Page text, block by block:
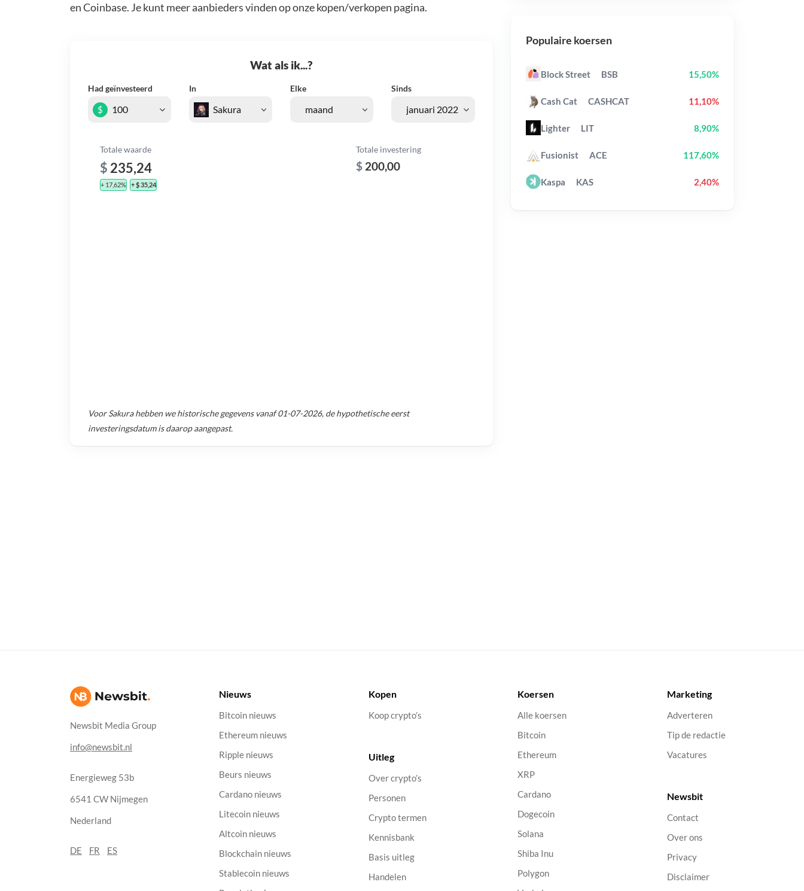
en Coinbase. Je kunt meer aanbieders vinden op onze kopen/verkopen pagina.
Wat als ik...?
Had geïnvesteerd In Elke Sinds
$
Totale waarde
$ 235,24
+ 17,62% + $ 35,24
Totale investering
$ 200,00
VoorSakurahebben we historische gegevens vanaf01-07-2026, de hypothetische eerst
investeringsdatum is daarop aangepast.
Populaire koersen
Block Street BSB 15,50%
Cash Cat CASHCAT 11,10%
Lighter LIT 8,90%
Fusionist ACE 117,60%
Kaspa KAS 2,40%
Newsbit Media Group
info@newsbit.nl
Energieweg 53b
6541 CW Nijmegen
Nederland
DE FR ES
Nieuws
Bitcoin nieuws
Ethereum nieuws
Ripple nieuws
Beurs nieuws
Cardano nieuws
Litecoin nieuws
Altcoin nieuws
Blockchain nieuws
Stablecoin nieuws
Kopen
Koop crypto’s
Uitleg
Over crypto’s
Personen
Crypto termen
Kennisbank
Basis uitleg
Handelen
Koersen
Alle koersen
Bitcoin
Ethereum
XRP
Cardano
Dogecoin
Solana
Shiba Inu
Polygon
Marketing
Adverteren
Tip de redactie
Vacatures
Newsbit
Contact
Over ons
Privacy
Disclaimer